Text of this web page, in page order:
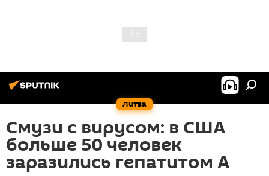
Литва
Смузи с вирусом: в США
больше 50 человек
заразились гепатитом А